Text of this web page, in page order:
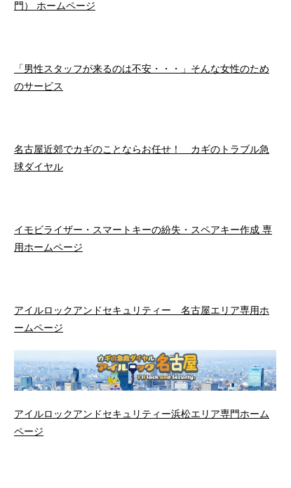
門） ホームページ
「男性スタッフが来るのは不安・・・」そんな女性のため
のサービス
名古屋近郊でカギのことならお任せ！ カギのトラブル急
球ダイヤル
イモビライザー・スマートキーの紛失・スペアキー作成 専
用ホームページ
アイルロックアンドセキュリティー 名古屋エリア専用ホ
ームページ
アイルロックアンドセキュリティー浜松エリア専門ホーム
ページ